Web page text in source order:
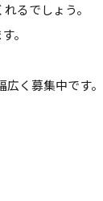
るでしょう。
。
く募集中です。